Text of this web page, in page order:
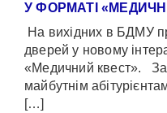
У ФОРМАТІ
На вихідних в БДМУ
дверей у новому
«Медичний квест».
майбутнім
[…]